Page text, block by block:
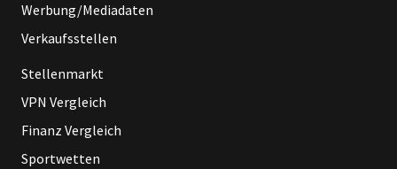
Werbung/Mediadaten
Verkaufsstellen
Stellenmarkt
VPN Vergleich
Finanz Vergleich
Sportwetten